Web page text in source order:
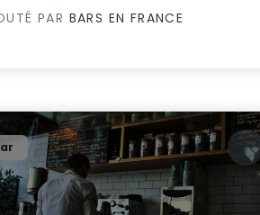
PAR BARS EN FRANCE